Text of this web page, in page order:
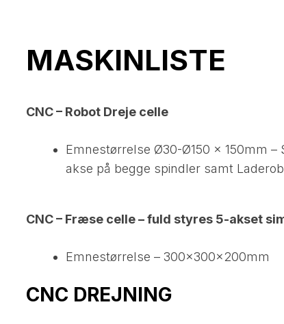
MASKINLISTE
CNC – Robot Dreje celle​
Emnestørrelse Ø30-Ø150 x 150mm –
akse på begge spindler samt
CNC – Fræse celle – fuld styres 5-akset
Emnestørrelse – 300x300x200mm
CNC DREJNING